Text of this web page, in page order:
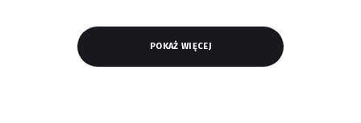
POKAŻ WIĘCEJ